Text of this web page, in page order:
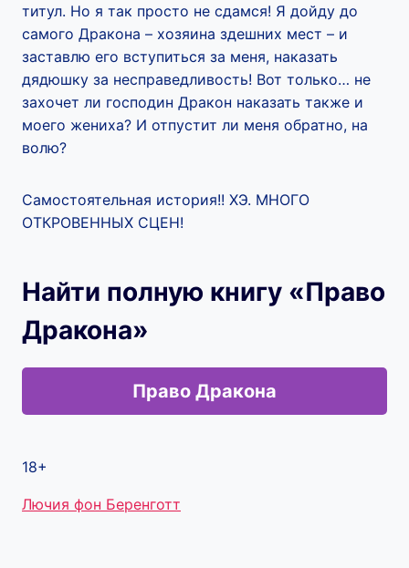
титул. Но я так просто не сдамся! Я дойду до
самого Дракона – хозяина здешних мест – и
заставлю его вступиться за меня, наказать
дядюшку за несправедливость! Вот только… не
захочет ли господин Дракон наказать также и
моего жениха? И отпустит ли меня обратно, на
волю?
Самостоятельная история!! ХЭ. МНОГО
ОТКРОВЕННЫХ СЦЕН!
Найти полную книгу «Право
Дракона»
Право Дракона
18+
Метки
Лючия фон Беренготт